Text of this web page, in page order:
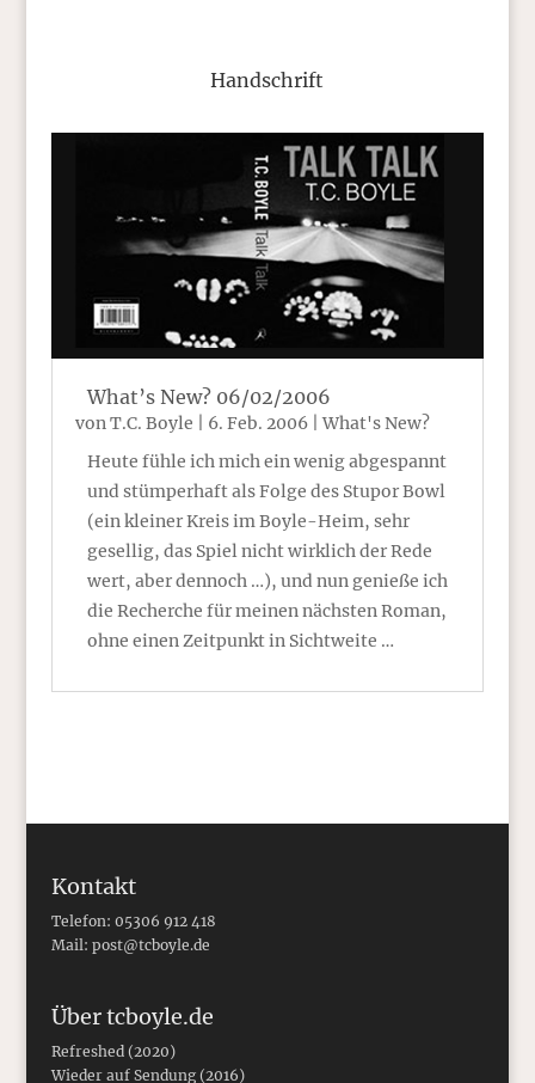
Handschrift
What’s New? 06/02/2006
vonT.C. Boyle 6. Feb. 2006|What's New?
Heute fühle ich mich ein wenig abgespannt
und stümperhaft als Folge des Stupor Bowl
(ein kleiner Kreis im Boyle-Heim, sehr
gesellig, das Spiel nicht wirklich der Rede
wert, aber dennoch …), und nun genieße ich
die Recherche für meinen nächsten Roman,
ohne einen Zeitpunkt in Sichtweite …
Kontakt
Telefon: 05306 912 418
Mail: post@tcboyle.de
Über tcboyle.de
Refreshed (2020)
Wieder auf Sendung (2016)